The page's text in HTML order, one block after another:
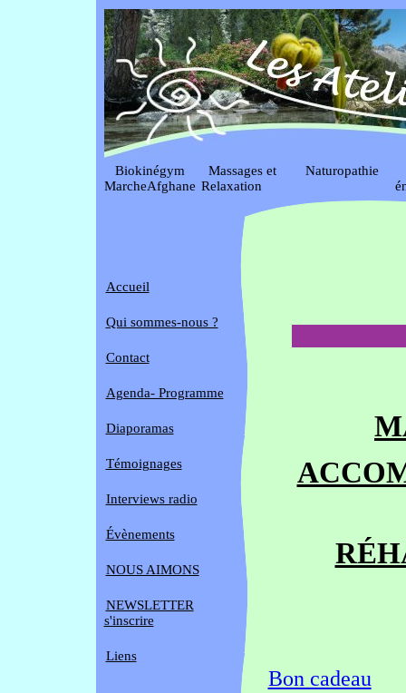
Biokinégym
MarcheAfghane
Massages et
Relaxation
Naturopathie
Accueil
Qui sommes-nous ?
Contact
Agenda- Programme
Diaporamas
Témoignages
Interviews radio
Évènements
NOUS AIMONS
NEWSLETTER
s'inscrire
Liens
Bon cadeau